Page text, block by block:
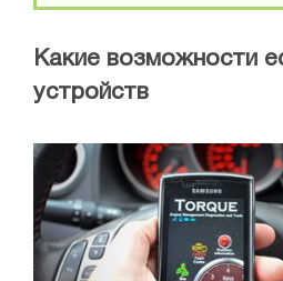
Какие возможности
устройств